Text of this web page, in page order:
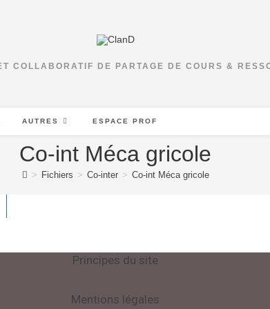
COLLABORATIF DE PARTAGE DE COURS &
AUTRES ESPACE PROF
Co-int Méca gricole
> Fichiers > Co-inter > Co-int Méca gricole
Principes du site
Mentions légales